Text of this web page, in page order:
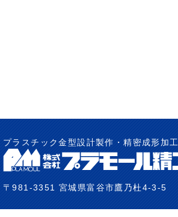
プラスチック金型設計製作・精密成形加工
〒981-3351 宮城県富谷市鷹乃杜4-3-5